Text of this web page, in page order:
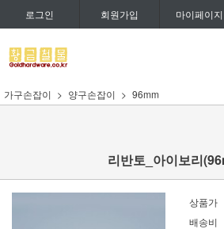
로그인 회원가입 마이페이지
가구손잡이 양구손잡이 96mm
리반토_아이보리
상품가
배송비